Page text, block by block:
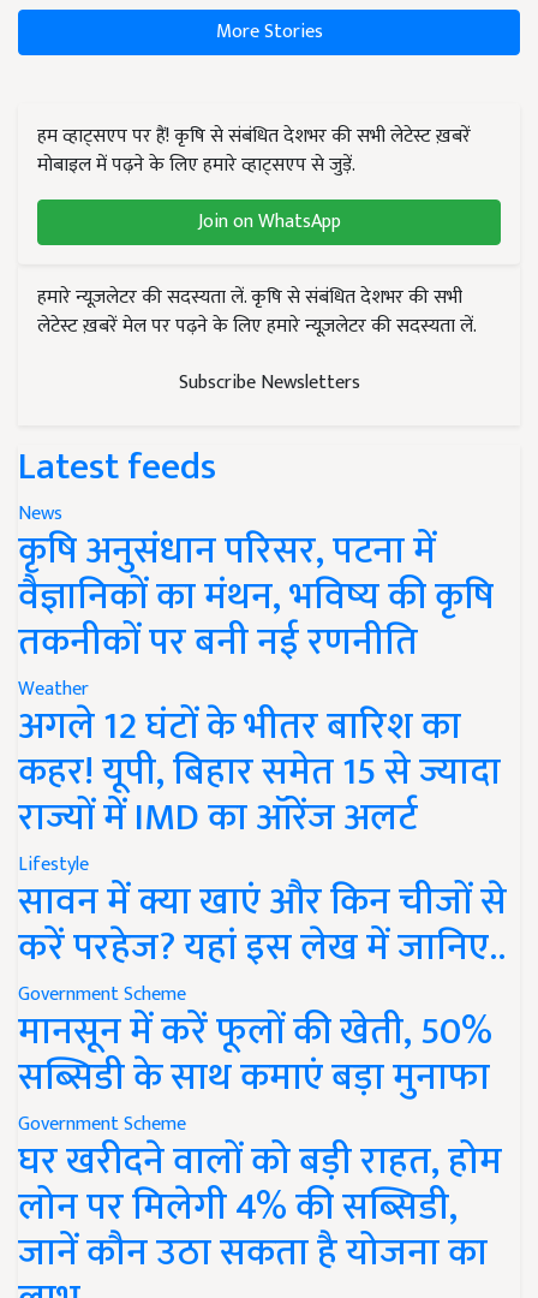
More Stories
हम व्हाट्सएप पर हैं! कृषि से संबंधित देशभर की सभी लेटेस्ट ख़बरें
मोबाइल में पढ़ने के लिए हमारे व्हाट्सएप से जुड़ें.
Join on WhatsApp
हमारे न्यूज़लेटर की सदस्यता लें. कृषि से संबंधित देशभर की सभी
लेटेस्ट ख़बरें मेल पर पढ़ने के लिए हमारे न्यूज़लेटर की सदस्यता लें.
Subscribe Newsletters
Latest feeds
News
कृषि अनुसंधान परिसर, पटना में
वैज्ञानिकों का मंथन, भविष्य की कृषि
तकनीकों पर बनी नई रणनीति
Weather
अगले 12 घंटों के भीतर बारिश का
कहर! यूपी, बिहार समेत 15 से ज्यादा
राज्यों में IMD का ऑरेंज अलर्ट
Lifestyle
सावन में क्या खाएं और किन चीजों से
करें परहेज? यहां इस लेख में जानिए..
Government Scheme
मानसून में करें फूलों की खेती, 50%
सब्सिडी के साथ कमाएं बड़ा मुनाफा
Government Scheme
घर खरीदने वालों को बड़ी राहत, होम
लोन पर मिलेगी 4% की सब्सिडी,
जानें कौन उठा सकता है योजना का